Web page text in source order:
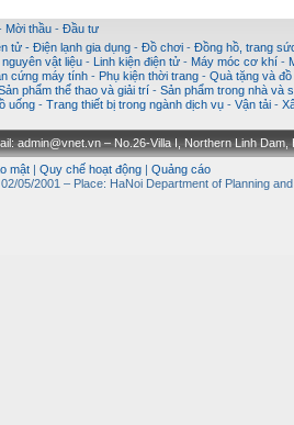
Mời thầu - Đầu tư
tử - Điện lạnh gia dụng - Đồ chơi - Đồng hồ, trang
vật liệu - Linh kiện điện tử - Máy móc cơ khí -
cứng máy tính - Phụ kiện thời trang - Quà tặng và
phẩm thể thao và giải trí - Sản phẩm trong nhà và
uống - Trang thiết bị trong ngành dịch vụ - Vận tải -
admin@vnet.vn – No.26-Villa I, Northern Linh Dam,
mật Quy chế hoạt động Quảng cáo
05/2001 – Place: HaNoi Department of Planning